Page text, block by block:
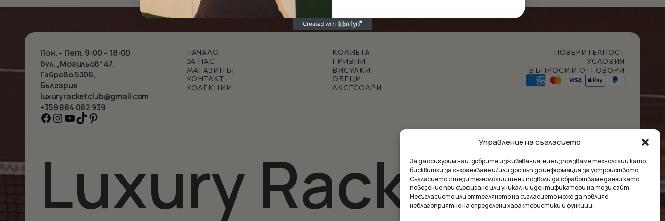
Управление на съгласието
За да осигурим най-добрите изживявания, ние използваме технологии като
бисквитки за съхраняване и/или достъп до информация за устройството.
Съгласието с тези технологии ще ни позволи да обработваме данни като
поведение при сърфиране или уникални идентификатори на този сайт.
Несъгласието или оттеглянето на съгласието може да повлияе
неблагоприятно на определени характеристики и функции.
Междинна сума:
page
Пон. – Пет. 9:00 – 18:00
бул. „Могильов“ 47,
Габрово 5306,
България
luxuryracketclub@gmail.com
+359 884 082 939
Facebook
Instagram
YouTube
TikTok
Pinterest
НАЧАЛО
ЗА НАС
МАГАЗИНЪТ
КОНТАКТ
КОЛЕКЦИИ
КОЛИЕТА
ГРИВНИ
ВИСУЛКИ
ОБЕЦИ
АКСЕСОАРИ
ПОВЕРИТЕЛНОСТ
УСЛОВИЯ
ВЪПРОСИ И ОТГОВОРИ
Luxury Racket Club